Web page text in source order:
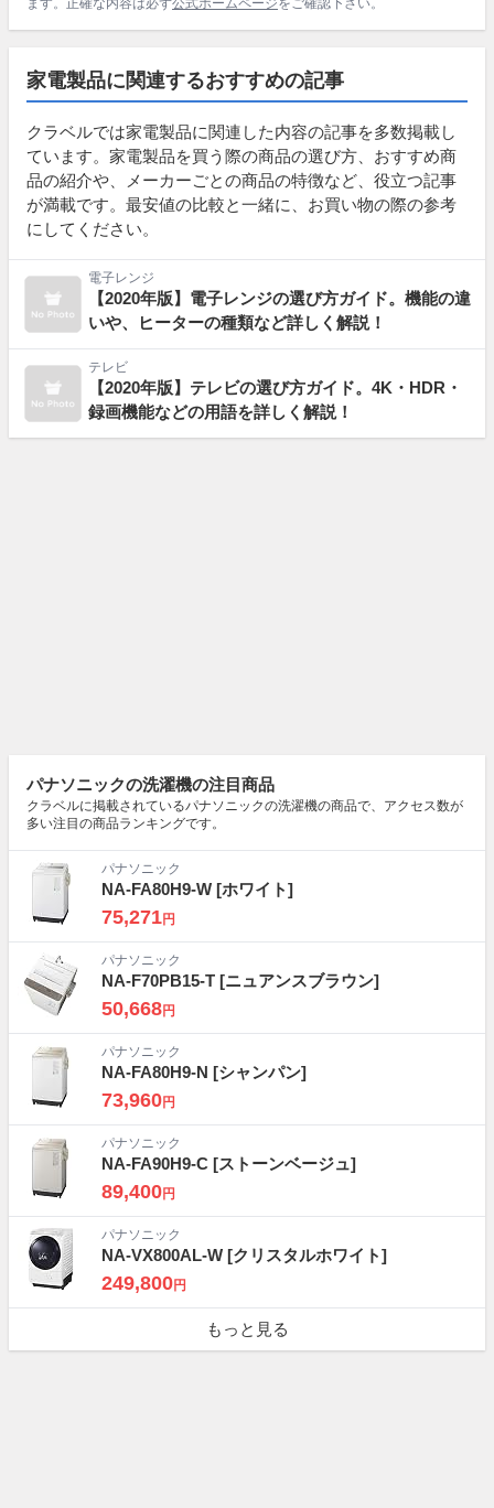
ます。正確な内容は必ず公式ホームページをご確認下さい。
家電製品に関連するおすすめの記事
クラベルでは家電製品に関連した内容の記事を多数掲載し
ています。家電製品を買う際の商品の選び方、おすすめ商
品の紹介や、メーカーごとの商品の特徴など、役立つ記事
が満載です。最安値の比較と一緒に、お買い物の際の参考
にしてください。
電子レンジ
【2020年版】電子レンジの選び方ガイド。機能の違
いや、ヒーターの種類など詳しく解説！
テレビ
【2020年版】テレビの選び方ガイド。4K・HDR・
録画機能などの用語を詳しく解説！
パナソニックの洗濯機の注目商品
クラベルに掲載されているパナソニックの洗濯機の商品で、アクセス数が
多い注目の商品ランキングです。
パナソニック
NA-FA80H9-W [ホワイト]
75,271円
パナソニック
NA-F70PB15-T [ニュアンスブラウン]
50,668円
パナソニック
NA-FA80H9-N [シャンパン]
73,960円
パナソニック
NA-FA90H9-C [ストーンベージュ]
89,400円
パナソニック
NA-VX800AL-W [クリスタルホワイト]
249,800円
もっと見る